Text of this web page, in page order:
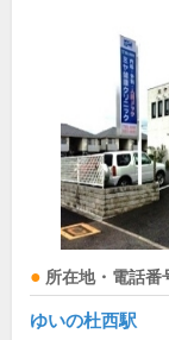
所在地・電話番
ゆいの杜西駅